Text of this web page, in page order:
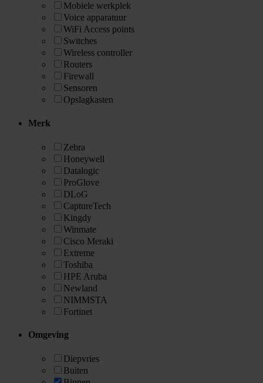
Mobiele werkplek
Voice apparatuur
WiFi Access points
Switches
Wireless controller
Routers
Firewall
Sensoren
Opslagkasten
Merk
Zebra
Honeywell
Datalogic
ProGlove
DLoG
CaptureTech
Kingdy
Winmate
Cisco Meraki
Extreme
Toshiba
HPE Aruba
Newland
NIMMSTA
Fortinet
Omgeving
Diepvries
Buiten